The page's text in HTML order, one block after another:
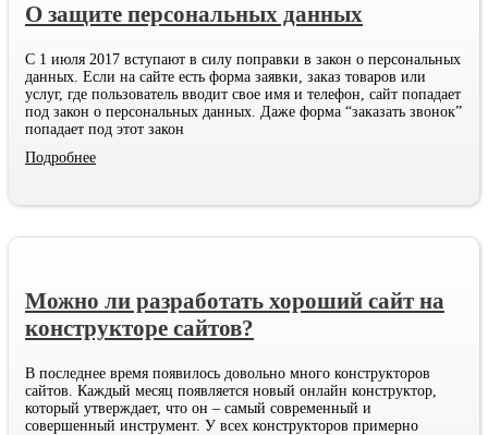
О защите персональных данных
С 1 июля 2017 вступают в силу поправки в закон о персональных
данных. Если на сайте есть форма заявки, заказ товаров или
услуг, где пользователь вводит свое имя и телефон, сайт попадает
под закон о персональных данных. Даже форма “заказать звонок”
попадает под этот закон
Подробнее
Можно ли разработать хороший сайт на
конструкторе сайтов?
В последнее время появилось довольно много конструкторов
сайтов. Каждый месяц появляется новый онлайн конструктор,
который утверждает, что он – самый современный и
совершенный инструмент. У всех конструкторов примерно